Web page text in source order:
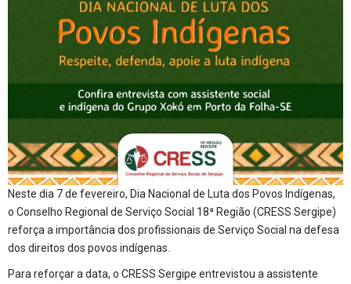
Neste dia 7 de fevereiro, Dia Nacional de Luta dos Povos Indígenas,
o Conselho Regional de Serviço Social 18ª Região (CRESS Sergipe)
reforça a importância dos profissionais de Serviço Social na defesa
dos direitos dos povos indígenas.
Para reforçar a data, o CRESS Sergipe entrevistou a assistente